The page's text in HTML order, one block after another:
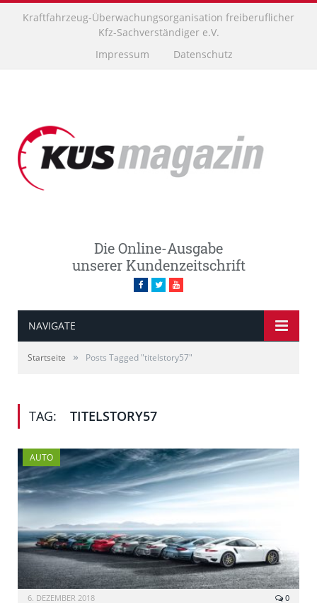
Kraftfahrzeug-Überwachungsorganisation freiberuflicher
Kfz-Sachverständiger e.V.
Impressum
Datenschutz
Die Online-Ausgabe
unserer Kundenzeitschrift
Facebook
TwitterYoutube
NAVIGATE
Startseite » Posts Tagged "titelstory57"
TAG: TITELSTORY57
AUTO
6. DEZEMBER 2018 0